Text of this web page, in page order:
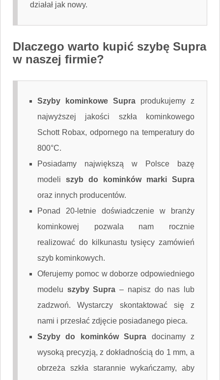
działał jak nowy.
Dlaczego warto kupić szybę Supra
w naszej firmie?
Szyby kominkowe Supra produkujemy z
najwyższej jakości szkła kominkowego
Schott Robax, odpornego na temperatury do
800°C.
Posiadamy największą w Polsce bazę
modeli szyb do kominków marki Supra
oraz innych producentów.
Ponad 20-letnie doświadczenie w branży
kominkowej pozwala nam rocznie
realizować do kilkunastu tysięcy zamówień
szyb kominkowych.
Oferujemy pomoc w doborze odpowiedniego
modelu szyby Supra – napisz do nas lub
zadzwoń. Wystarczy skontaktować się z
nami i przesłać zdjęcie posiadanego pieca.
Szyby do kominków Supra docinamy z
wysoką precyzją, z dokładnością do 1 mm, a
obrzeża szkła starannie wykańczamy, aby